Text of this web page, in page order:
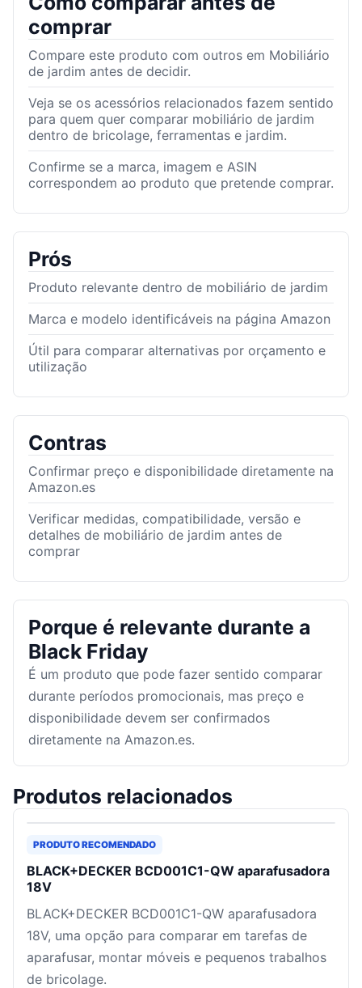
comprar
Compare este produto com outros em Mobiliário
de jardim antes de decidir.
Veja se os acessórios relacionados fazem sentido
para quem quer comparar mobiliário de jardim
dentro de bricolage, ferramentas e jardim.
Confirme se a marca, imagem e ASIN
correspondem ao produto que pretende comprar.
Prós
Produto relevante dentro de mobiliário de jardim
Marca e modelo identificáveis na página Amazon
Útil para comparar alternativas por orçamento e
utilização
Contras
Confirmar preço e disponibilidade diretamente na
Amazon.es
Verificar medidas, compatibilidade, versão e
detalhes de mobiliário de jardim antes de
comprar
Porque é relevante durante a
Black Friday
É um produto que pode fazer sentido comparar
durante períodos promocionais, mas preço e
disponibilidade devem ser confirmados
diretamente na Amazon.es.
Produtos relacionados
PRODUTO RECOMENDADO
BLACK+DECKER BCD001C1-QW aparafusadora
18V
BLACK+DECKER BCD001C1-QW aparafusadora
18V, uma opção para comparar em tarefas de
aparafusar, montar móveis e pequenos trabalhos
de bricolage.